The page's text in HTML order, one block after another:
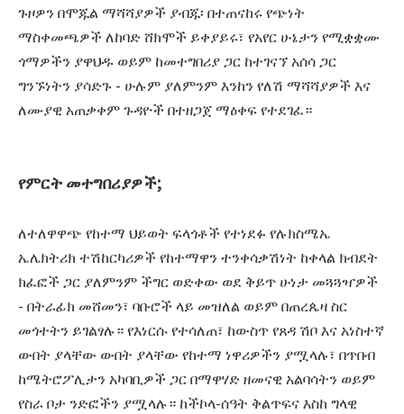
ጉዞዎን በሞጁል ማሻሻያዎች ያብጁ፡ በተጠናከሩ የጭነት
ማስቀመጫዎች ለከባድ ሸክሞች ይቀያይሩ፣ የአየር ሁኔታን የሚቋቋሙ
ጎማዎችን ያዋህዱ ወይም ከመተግበሪያ ጋር ከተገናኘ አሰሳ ጋር
ግንኙነትን ያሳድጉ - ሁሉም ያለምንም እንከን የለሽ ማሻሻያዎች እና
ለሙያዊ አጠቃቀም ጉዳዮች በተዘጋጀ ማዕቀፍ የተደገፈ።
የምርት መተግበሪያዎች;
ለተለዋዋጭ የከተማ ህይወት ፍላጎቶች የተነደፉ የሉክስሜኤ
ኤሌክትሪክ ተሽከርካሪዎች የከተማዋን ተንቀሳቃሽነት ከቀላል ክብደት
ክፈፎች ጋር ያለምንም ችግር ወድቀው ወደ ቅይጥ ሁነታ መጓጓዣዎች
- በትራፊክ መሸመን፣ ባቡሮች ላይ መዝለል ወይም በጠረጴዛ ስር
መጎተትን ይገልፃሉ። የእነርሱ የተሳለጠ፣ ከውስጥ የጸዳ ሽቦ እና አነስተኛ
ውበት ያላቸው ውበት ያላቸው የከተማ ነዋሪዎችን ያሟላሉ፣ በጥበብ
ከሜትሮፖሊታን አካባቢዎች ጋር በማዋሃድ ዘመናዊ አልባሳትን ወይም
የስራ ቦታ ንድፎችን ያሟላሉ። ከችኮላ-ሰዓት ቅልጥፍና እስከ ግላዊ